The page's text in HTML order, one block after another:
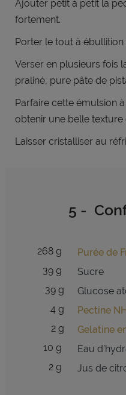
Ajouter petit à petit la
fortement.
Porter le tout à
Verser en plusieurs fois
praliné, pure pâte de
Parfaire cette émulsion
obtenir une belle texture
Laisser cristalliser au
5 -
268 g
Purée de
39 g
Sucre
39 g
Glucose
4 g
Pectine
2 g
Gelatine
10 g
Eau
2 g
Jus de